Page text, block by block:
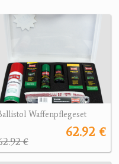
Waffenpflegeset
62.92 €
€